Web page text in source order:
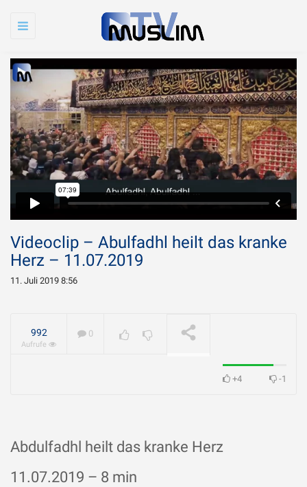
Toggle
Videoclip – Abulfadhl heilt das kranke
Herz – 11.07.2019
11. Juli 2019 8:56
992
Aufrufe
0
+4 -1
Abdulfadhl heilt das kranke Herz
11.07.2019 – 8 min